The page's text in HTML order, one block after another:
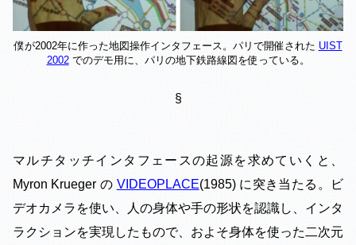
僕が2002年に作った地図操作インタフェース。パリで開催された UIST
2002でのデモ用に、パリの地下鉄路線図を使っている。
§
マルチタッチインタフェースの起源を求めていくと、
Myron Krueger の VIDEOPLACE(1985) に突き当たる。ビ
デオカメラを使い、人の身体や手の形状を認識し、インタ
ラクションを実現したもので、およそ身体を使った二次元